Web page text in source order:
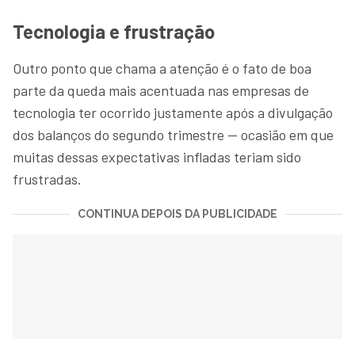
Tecnologia e frustração
Outro ponto que chama a atenção é o fato de boa
parte da queda mais acentuada nas empresas de
tecnologia ter ocorrido justamente após a divulgação
dos balanços do segundo trimestre — ocasião em que
muitas dessas expectativas infladas teriam sido
frustradas.
CONTINUA DEPOIS DA PUBLICIDADE